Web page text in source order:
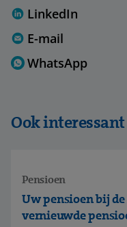
LinkedIn
E-mail
WhatsApp
Ook
Uw pensioen bij
vernieuwde
Pensioen